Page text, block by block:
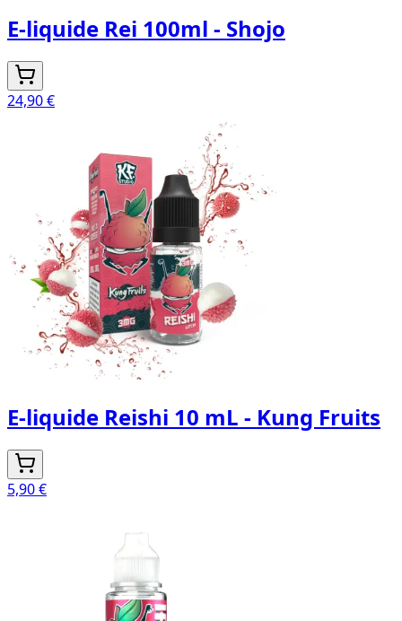
E-liquide Rei 100ml - Shojo
24,90 €
E-liquide Reishi 10 mL - Kung Fruits
5,90 €